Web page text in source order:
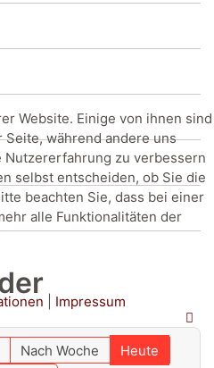
Nach Woche
Heute
Website. Einige von ihnen sind
während andere uns
Nutzererfahrung zu verbessern
selbst entscheiden, ob Sie die
beachten Sie, dass bei einer
alle Funktionalitäten der
Impressum